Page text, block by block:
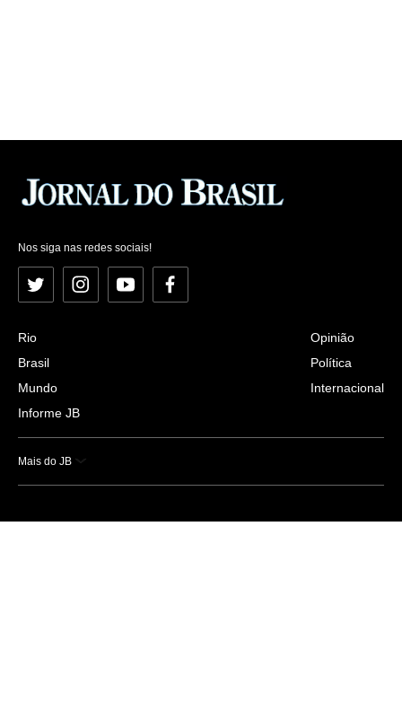
Nos siga nas redes sociais!
Twitter InstagramYouTubeFacebook
Rio
Brasil
Mundo
Informe JB
Opinião
Política
Internacional
Mais do JB
Esportes